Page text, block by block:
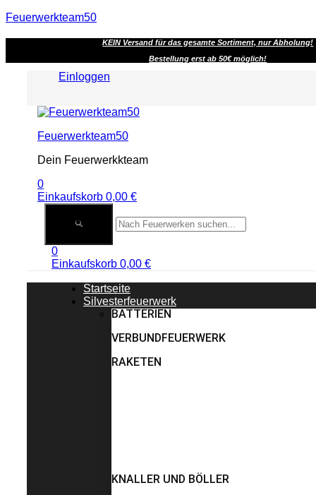
Feuerwerkteam50
KEIN Versand für das gesamte Sortiment, nur Abholung!
Bestellung erst ab 50€ möglich!
Einloggen
Menu
Feuerwerkteam50
Dein Feuerwerkkteam
0
Einkaufskorb 0,00 €
0
Einkaufskorb 0,00 €
Startseite
Silvesterfeuerwerk
BATTERIEN
VERBUNDFEUERWERK
RAKETEN
KNALLER UND BÖLLER